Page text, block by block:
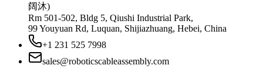
阔沐)
Rm 501-502, Bldg 5, Qiushi Industrial Park,
99 Youyuan Rd, Luquan, Shijiazhuang, Hebei, China
+1 231 525 7998
sales@roboticscableassembly.com